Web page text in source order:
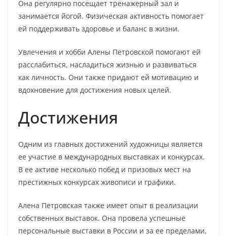
Она регулярно посещает тренажерный зал и
занимается йогой. Физическая активность помогает
ей поддерживать здоровье и баланс в жизни.
Увлечения и хобби Алены Петровской помогают ей
расслабиться, насладиться жизнью и развиваться
как личность. Они также придают ей мотивацию и
вдохновение для достижения новых целей.
Достижения
Одним из главных достижений художницы является
ее участие в международных выставках и конкурсах.
В ее активе несколько побед и призовых мест на
престижных конкурсах живописи и графики.
Алена Петровская также имеет опыт в реализации
собственных выставок. Она провела успешные
персональные выставки в России и за ее пределами,